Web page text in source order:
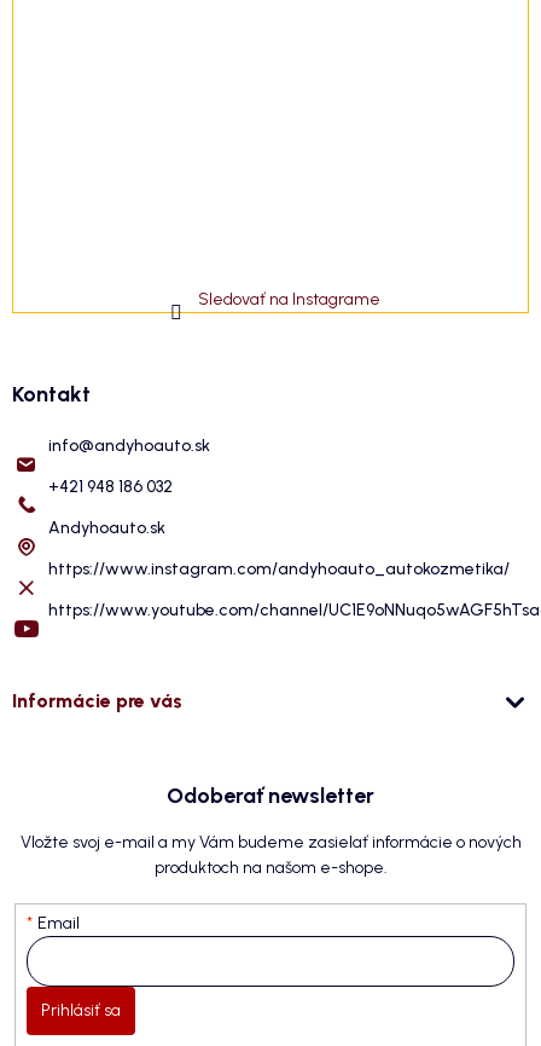
Sledovať na Instagrame
Kontakt
info@andyhoauto.sk
+421 948 186 032
Andyhoauto.sk
https://www.instagram.com/andyhoauto_autokozmetika/
https://www.youtube.com/channel/
Informácie pre vás
Odoberať newsletter
Vložte svoj e-mail a my Vám budeme zasielať informácie o nových
produktoch na našom e-shope.
Email
Prihlásiť sa